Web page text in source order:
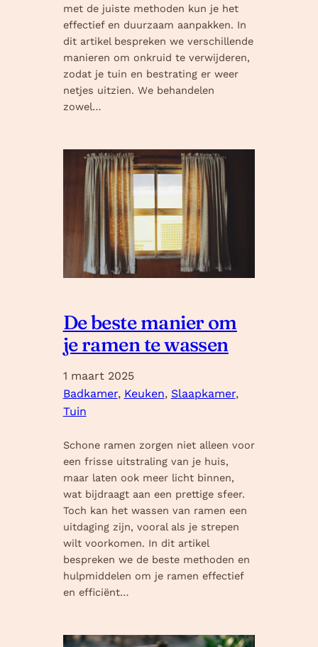
met de juiste methoden kun je het
effectief en duurzaam aanpakken. In
dit artikel bespreken we verschillende
manieren om onkruid te verwijderen,
zodat je tuin en bestrating er weer
netjes uitzien. We behandelen
zowel…
De beste manier om
je ramen te wassen
1 maart 2025
Badkamer, Keuken, Slaapkamer
Tuin
Schone ramen zorgen niet alleen voor
een frisse uitstraling van je huis,
maar laten ook meer licht binnen,
wat bijdraagt aan een prettige sfeer.
Toch kan het wassen van ramen een
uitdaging zijn, vooral als je strepen
wilt voorkomen. In dit artikel
bespreken we de beste methoden en
hulpmiddelen om je ramen effectief
en efficiënt…